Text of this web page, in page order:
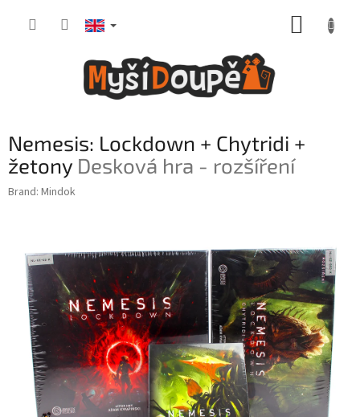
Nemesis: Lockdown + Chytridi +
žetony Desková hra - rozšíření
Brand: Mindok